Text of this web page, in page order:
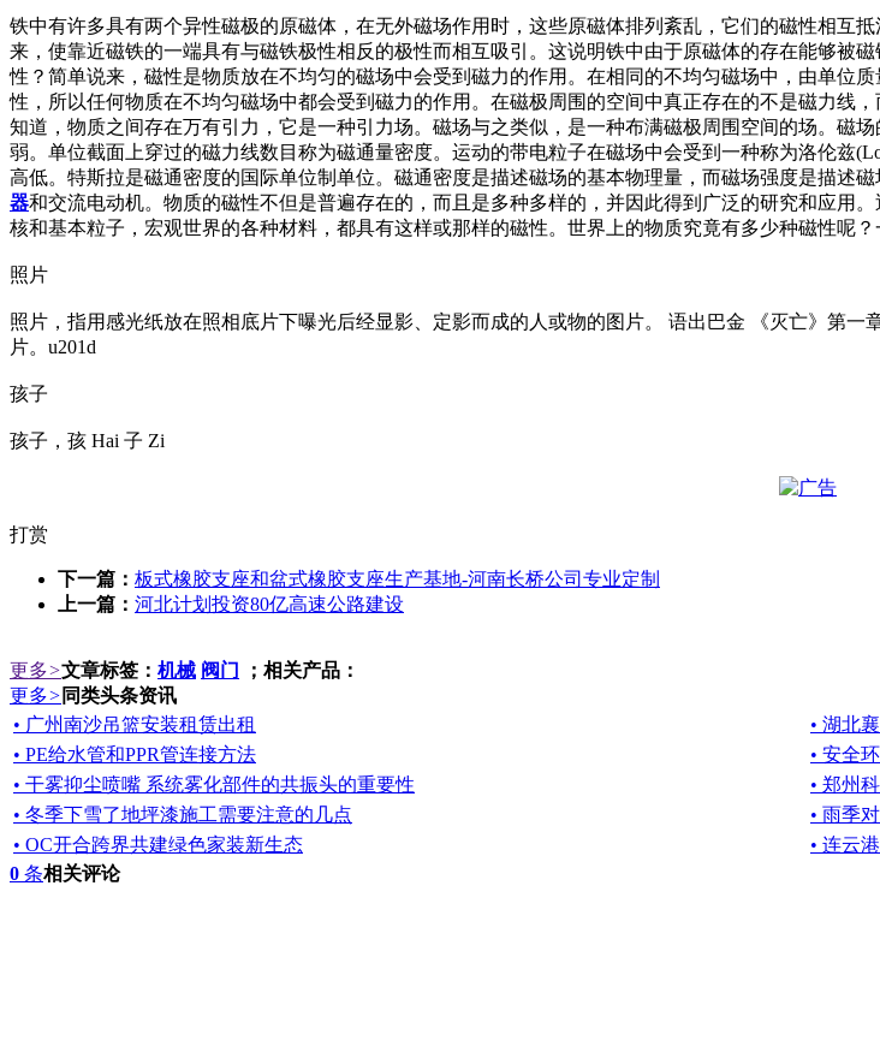
铁中有许多具有两个异性磁极的原磁体，在无外磁场作用时，这些原磁体排列紊乱，它们的磁性相
来，使靠近磁铁的一端具有与磁铁极性相反的极性而相互吸引。这说明铁中由于原磁体的存在能够被
性？简单说来，磁性是物质放在不均匀的磁场中会受到磁力的作用。在相同的不均匀磁场中，由单位
性，所以任何物质在不均匀磁场中都会受到磁力的作用。在磁极周围的空间中真正存在的不是磁力线
知道，物质之间存在万有引力，它是一种引力场。磁场与之类似，是一种布满磁极周围空间的场。磁
弱。单位截面上穿过的磁力线数目称为磁通量密度。运动的带电粒子在磁场中会受到一种称为洛伦兹
高低。特斯拉是磁通密度的国际单位制单位。磁通密度是描述磁场的基本物理量，而磁场强度是描述
器和交流电动机。物质的磁性不但是普遍存在的，而且是多种多样的，并因此得到广泛的研究和应用
核和基本粒子，宏观世界的各种材料，都具有这样或那样的磁性。世界上的物质究竟有多少种磁性呢
照片
照片，指用感光纸放在照相底片下曝光后经显影、定影而成的人或物的图片。 语出巴金 《灭亡》第
片。u201d
孩子
孩子，孩 Hai 子 Zi
打赏
下一篇： 板式橡胶支座和盆式橡胶支座生产基地-河南长桥公司专业定制
上一篇： 河北计划投资80亿高速公路建设
更多>文章标签： 机械 阀门
；相关产品：
更多> 同类头条资讯
• 广州南沙吊篮安装租赁出租
• 湖北
• PE给水管和PPR管连接方法
• 安全
• 干雾抑尘喷嘴 系统雾化部件的共振头的重要性
• 郑州
• 冬季下雪了地坪漆施工需要注意的几点
• 雨季
• OC开合跨界共建绿色家装新生态
• 连云
0 条相关评论